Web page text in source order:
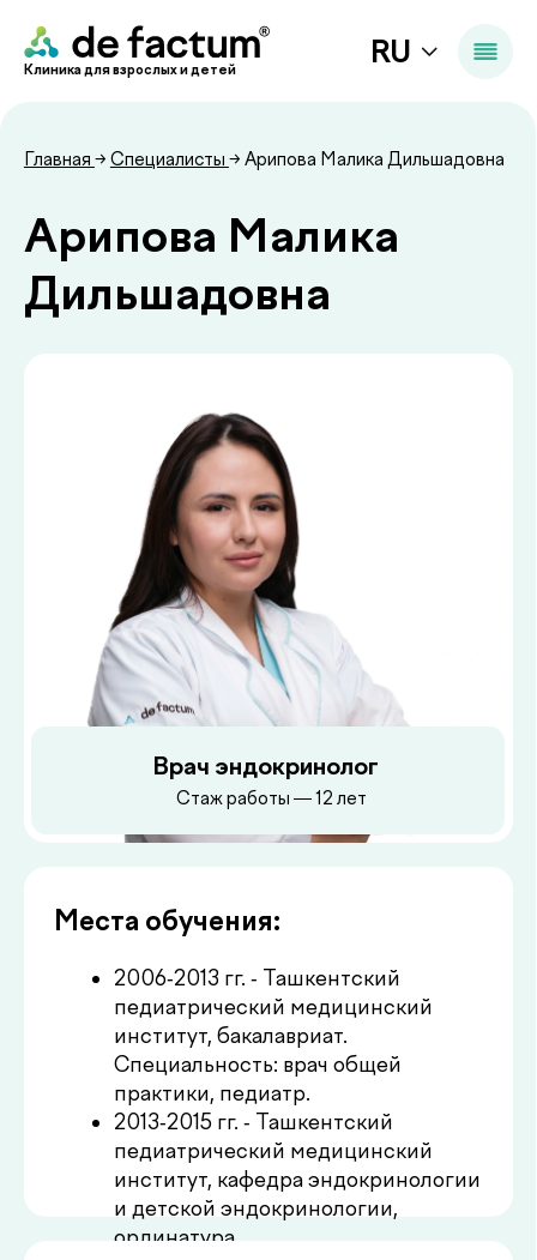
Клиника для взрослых и детей
Дильшадовна
2006-2013 гг. - Ташкентский
педиатрический медицинский
институт, бакалавриат.
педиатрический медицинский
и детской эндокринологии,
Места работы:
2017-2018 гг. - врач детский
эндокринолог в Детском
городском диагностическом
медицинском центре.
2017-2018 гг. - врач-эндокринолог в
клинике «Ezgu Niyat».
С 2018 года по настоящее время -
Врач эндокринолог
Стаж работы — 12 лет